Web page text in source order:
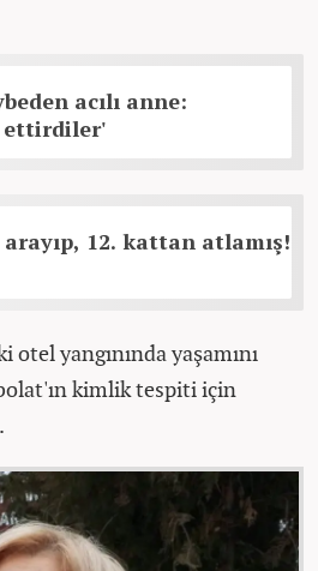
acılı anne:
ettirdiler'
arayıp, 12. kattan atlamış!
yangınında yaşamını
kimlik tespiti için